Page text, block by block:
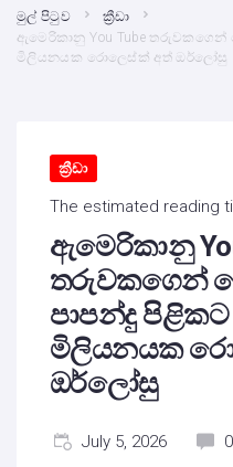
මුල් පිටුව
ක්‍රීඩා
ඇමෙරිකානු You Tube
මිලියනයක රොලෙස්ක් අත් ඔර්ලෝසු
ක්‍රීඩා
The estimated reading
ඇමෙරිකානු
තරුවකගෙන්
පාපන්දු
මිලියනයක
ඔර්ලෝසු
July 5, 2026 0